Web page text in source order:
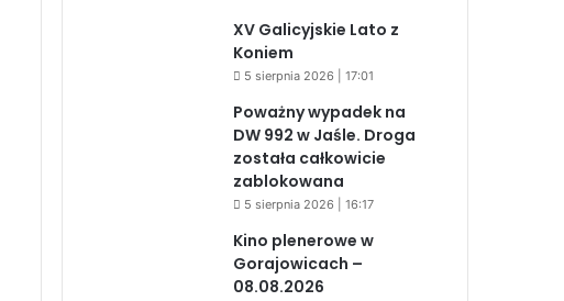
XV Galicyjskie Lato z
Koniem
5 sierpnia 2026 | 17:01
Poważny wypadek na
DW 992 w Jaśle. Droga
została całkowicie
zablokowana
5 sierpnia 2026 | 16:17
Kino plenerowe w
Gorajowicach –
08.08.2026